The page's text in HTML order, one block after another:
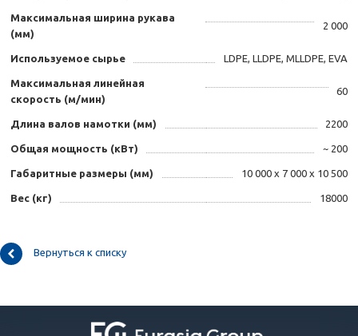
Максимальная ширина рукава
(мм)
2 000
Используемое сырье LDPE, LLDPE, MLLDPE, EVA
Максимальная линейная
скорость (м/мин)
60
Длина валов намотки (мм) 2200
Общая мощность (кВт) ~ 200
Габаритные размеры (мм) 10 000 х 7 000 х 10 500
Вес (кг) 18000
Вернуться к списку